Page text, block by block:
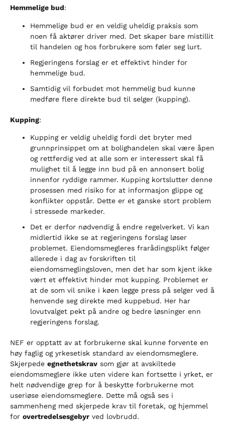
Hemmelige bud:
Hemmelige bud er en veldig uheldig praksis som
noen få aktører driver med. Det skaper bare mistillit
til handelen og hos forbrukere som føler seg lurt.
Regjeringens forslag er et effektivt hinder for
hemmelige bud.
Samtidig vil forbudet mot hemmelig bud kunne
medføre flere direkte bud til selger (kupping).
Kupping:
Kupping er veldig uheldig fordi det bryter med
grunnprinsippet om at bolighandelen skal være åpen
og rettferdig ved at alle som er interessert skal få
mulighet til å legge inn bud på en annonsert bolig
innenfor ryddige rammer. Kupping kortslutter denne
prosessen med risiko for at informasjon glippe og
konflikter oppstår. Dette er et ganske stort problem
i stressede markeder.
Det er derfor nødvendig å endre regelverket. Vi kan
midlertid ikke se at regjeringens forslag løser
problemet. Eiendomsmegleres frarådingsplikt følger
allerede i dag av forskriften til
eiendomsmeglingsloven, men det har som kjent ikke
vært et effektivt hinder mot kupping. Problemet er
at de som vil snike i køen legge press på selger ved å
henvende seg direkte med kuppebud. Her har
lovutvalget pekt på andre og bedre løsninger enn
regjeringens forslag.
NEF er opptatt av at forbrukerne skal kunne forvente en
høy faglig og yrkesetisk standard av eiendomsmeglere.
Skjerpede egnethetskrav som gjør at avskiltede
eiendomsmeglere ikke uten videre kan fortsette i yrket, er
helt nødvendige grep for å beskytte forbrukerne mot
useriøse eiendomsmeglere. Dette må også ses i
sammenheng med skjerpede krav til foretak, og hjemmel
for overtredelsesgebyr ved lovbrudd.